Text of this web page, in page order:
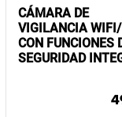
CÁMARA DE
VIGILANCIA
CON FUNCIONES
SEGURIDAD